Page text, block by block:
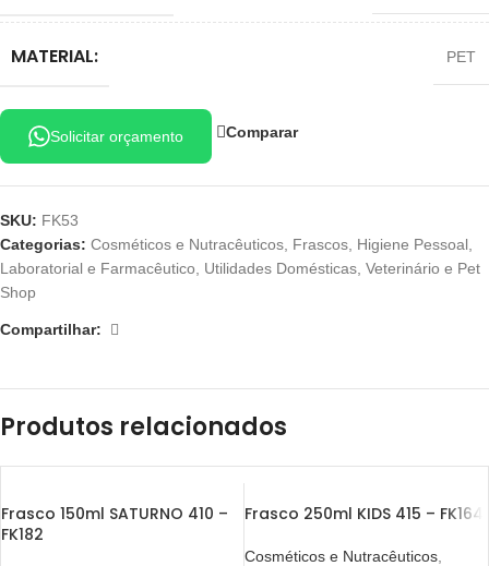
MATERIAL: PET
Solicitar orçamento Comparar
SKU: FK53
Categorias: Cosméticos e Nutracêuticos Frascos Higiene Pessoal
Laboratorial e Farmacêutico
Utilidades Domésticas Veterinário e Pet
Shop
Compartilhar:
Produtos relacionados
Frasco 150ml SATURNO 410 –
FK182
Frasco 250ml KIDS 415 – FK164
Cosméticos e Nutracêuticos